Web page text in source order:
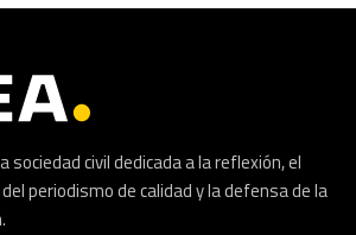
sociedad civil dedicada a la reflexión, el
periodismo de calidad y la defensa de la